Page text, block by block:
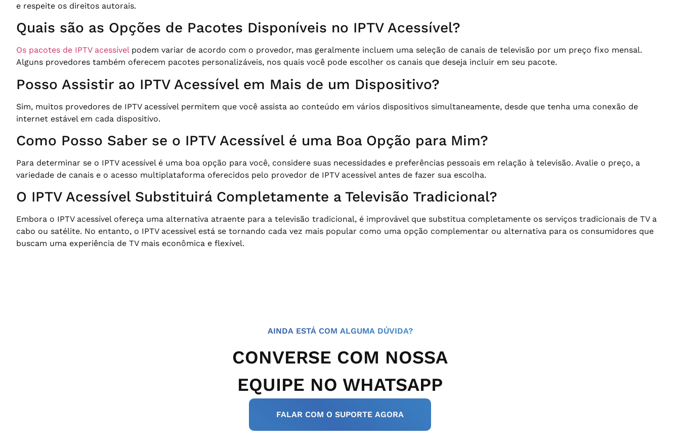
e respeite os direitos autorais.
Quais são as Opções de Pacotes Disponíveis no IPTV Acessível?
Os pacotes de IPTV acessívelpodem variar de acordo com o provedor, mas geralmente incluem uma seleção de canais de televisão por um preço fixo mensal.
Alguns provedores também oferecem pacotes personalizáveis, nos quais você pode escolher os canais que deseja incluir em seu pacote.
Posso Assistir ao IPTV Acessível em Mais de um Dispositivo?
Sim, muitos provedores de IPTV acessível permitem que você assista ao conteúdo em vários dispositivos simultaneamente, desde que tenha uma conexão de
internet estável em cada dispositivo.
Como Posso Saber se o IPTV Acessível é uma Boa Opção para Mim?
Para determinar se o IPTV acessível é uma boa opção para você, considere suas necessidades e preferências pessoais em relação à televisão. Avalie o preço, a
variedade de canais e o acesso multiplataforma oferecidos pelo provedor de IPTV acessível antes de fazer sua escolha.
O IPTV Acessível Substituirá Completamente a Televisão Tradicional?
Embora o IPTV acessível ofereça uma alternativa atraente para a televisão tradicional, é improvável que substitua completamente os serviços tradicionais de TV a
cabo ou satélite. No entanto, o IPTV acessível está se tornando cada vez mais popular como uma opção complementar ou alternativa para os consumidores que
buscam uma experiência de TV mais econômica e flexível.
AINDA ESTÁ COM ALGUMA DÚVIDA?
CONVERSE COM NOSSA
EQUIPE NO WHATSAPP
FALAR COM O SUPORTE AGORA